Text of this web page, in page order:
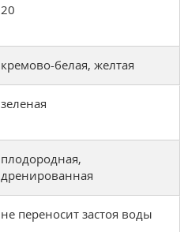
20
кремово-белая, желтая
зеленая
плодородная,
дренированная
не переносит застоя воды